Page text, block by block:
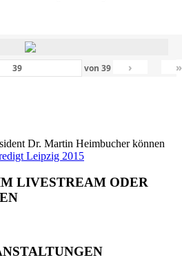
von39 › »
Dr. Martin Heimbucher können
Leipzig 2015
LIVESTREAM ODER